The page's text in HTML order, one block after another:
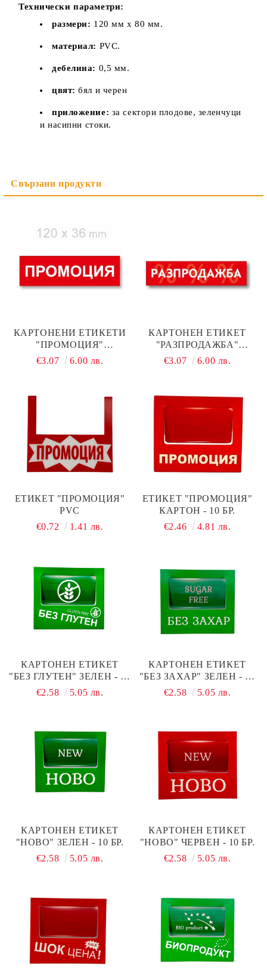
Технически параметри:
размери: 120 мм х 80 мм.
материал: PVC.
дебелина: 0,5 мм.
цвят: бял и черен
приложение: за сектори плодове, зеленчуци
и насипни стоки.
КАРТОНЕНИ ЕТИКЕТИ
"ПРОМОЦИЯ"
120Х36ММ, 100 БР.
€3.07 6.00 лв.
КАРТОНЕН ЕТИКЕТ
"РАЗПРОДАЖБА"
38Х160ММ, 100 БР.
€3.07 6.00 лв.
ЕТИКЕТ "ПРОМОЦИЯ"
PVC
€0.72
1.41 лв.
ЕТИКЕТ "ПРОМОЦИЯ"
КАРТОН - 10 БР.
€2.46
4.81 лв.
КАРТОНЕН ЕТИКЕТ
"БЕЗ ГЛУТЕН" ЗЕЛЕН - 10
БР.
€2.58 5.05 лв.
КАРТОНЕН ЕТИКЕТ
"БЕЗ ЗАХАР" ЗЕЛЕН - 10
БР.
€2.58 5.05 лв.
КАРТОНЕН ЕТИКЕТ
"НОВО" ЗЕЛЕН - 10 БР.
€2.58
5.05 лв.
КАРТОНЕН ЕТИКЕТ
"НОВО" ЧЕРВЕН - 10 БР.
€2.58
5.05 лв.